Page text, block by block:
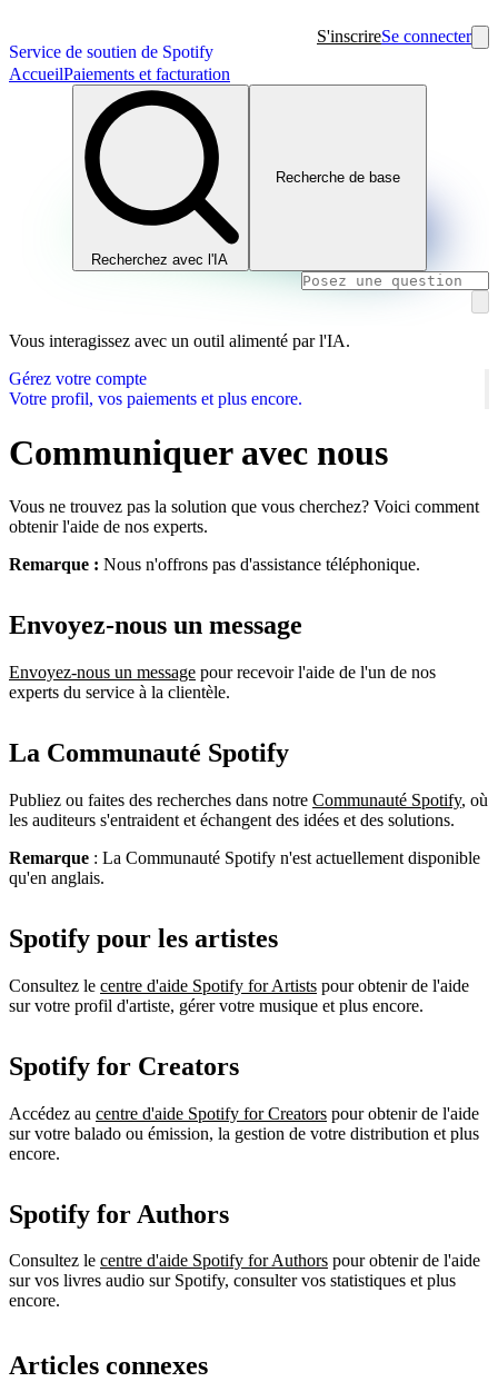
Service de soutien de Spotify
S'inscrireSe connecter
AccueilPaiements et facturation
Recherchez avec l'IA
Recherche de base
Vous interagissez avec un outil alimenté par l'IA.
Gérez votre compte
Votre profil, vos paiements et plus encore.
Communiquer avec nous
Vous ne trouvez pas la solution que vous cherchez? Voici comment
obtenir l'aide de nos experts.
Remarque : Nous n'offrons pas d'assistance téléphonique.
Envoyez-nous un message
Envoyez-nous un message pour recevoir l'aide de l'un de nos
experts du service à la clientèle.
La Communauté Spotify
Publiez ou faites des recherches dans notre Communauté Spotify, où
les auditeurs s'entraident et échangent des idées et des solutions.
Remarque : La Communauté Spotify n'est actuellement disponible
qu'en anglais.
Spotify pour les artistes
Consultez le centre d'aide Spotify for Artists pour obtenir de l'aide
sur votre profil d'artiste, gérer votre musique et plus encore.
Spotify for Creators
Accédez au centre d'aide Spotify for Creators pour obtenir de l'aide
sur votre balado ou émission, la gestion de votre distribution et plus
encore.
Spotify for Authors
Consultez le centre d'aide Spotify for Authors pour obtenir de l'aide
sur vos livres audio sur Spotify, consulter vos statistiques et plus
encore.
Articles connexes